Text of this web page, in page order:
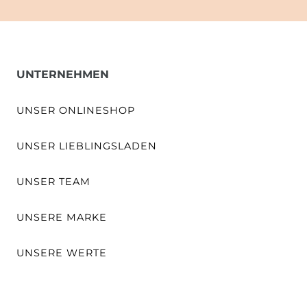
UNTERNEHMEN
UNSER ONLINESHOP
UNSER LIEBLINGSLADEN
UNSER TEAM
UNSERE MARKE
UNSERE WERTE